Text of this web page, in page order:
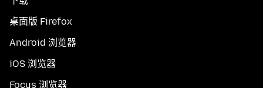
桌面版 Firefox
Android 浏览器
iOS 浏览器
Focus 浏览器